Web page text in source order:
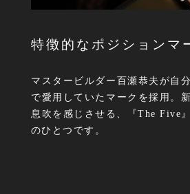
特徴的なポジションマ
マスタービルダー百瀬恭夫が自
で愛用していたマークを採用。
息吹を感じさせる、『The Five
のひとつです。